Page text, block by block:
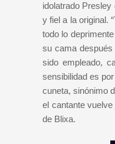
idolatrado
y fiel a la original.
todo lo
su cama
sido empleado,
sensibilidad es
cuneta, sinónimo
el cantante
de Blixa.